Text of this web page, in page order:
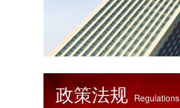
政策法规 Regulations